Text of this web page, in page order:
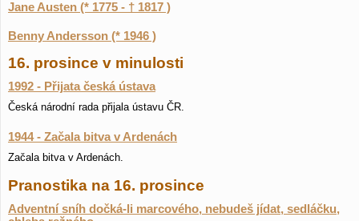
Jane Austen (* 1775 - † 1817 )
Benny Andersson (* 1946 )
16. prosince v minulosti
1992 - Přijata česká ústava
Česká národní rada přijala ústavu ČR.
1944 - Začala bitva v Ardenách
Začala bitva v Ardenách.
Pranostika na 16. prosince
Adventní sníh dočká-li marcového, nebudeš jídat, sedláčku,